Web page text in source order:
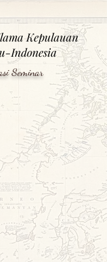
Kepulauan
Indonesia
Seminar